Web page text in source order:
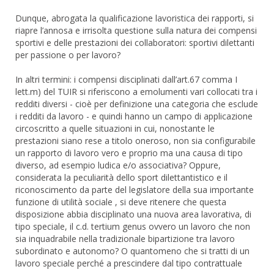
Dunque, abrogata la qualificazione lavoristica dei rapporti, si
riapre l’annosa e irrisolta questione sulla natura dei compensi
sportivi e delle prestazioni dei collaboratori: sportivi dilettanti
per passione o per lavoro?
In altri termini: i compensi disciplinati dall’art.67 comma I
lett.m) del TUIR si riferiscono a emolumenti vari collocati tra i
redditi diversi - cioè per definizione una categoria che esclude
i redditi da lavoro - e quindi hanno un campo di applicazione
circoscritto a quelle situazioni in cui, nonostante le
prestazioni siano rese a titolo oneroso, non sia configurabile
un rapporto di lavoro vero e proprio ma una causa di tipo
diverso, ad esempio ludica e/o associativa? Oppure,
considerata la peculiarità dello sport dilettantistico e il
riconoscimento da parte del legislatore della sua importante
funzione di utilità sociale , si deve ritenere che questa
disposizione abbia disciplinato una nuova area lavorativa, di
tipo speciale, il c.d. tertium genus ovvero un lavoro che non
sia inquadrabile nella tradizionale bipartizione tra lavoro
subordinato e autonomo? O quantomeno che si tratti di un
lavoro speciale perché a prescindere dal tipo contrattuale